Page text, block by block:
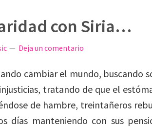
con Siria…
Deja un comentario
cambiar el mundo, buscando
tratando de que el
de hambre, treintañeros
días manteniendo con sus